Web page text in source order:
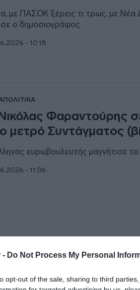
- Do Not Process My Personal
opt-out of the sale, sharing to third
με ΠΑΣΟΚ ξέρεις τι τρως, με Νέα
ο δημοσιογράφος
- 10:18
Φαραντούρης
μετρό Συντάγματος
ευρωβουλευτής μαγνήτισε
- 11:06
είναι το μόνο